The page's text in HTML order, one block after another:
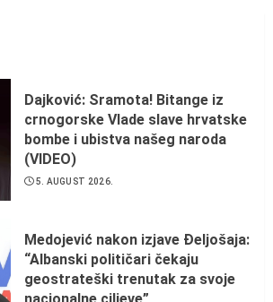
Dajković: Sramota! Bitange iz
crnogorske Vlade slave hrvatske
bombe i ubistva našeg naroda
(VIDEO)
5. AUGUST 2026.
Medojević nakon izjave Đeljošaja:
“Albanski političari čekaju
geostrateški trenutak za svoje